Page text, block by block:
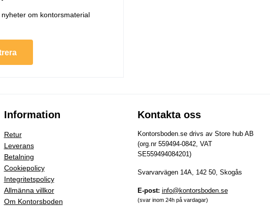
om kontorsmaterial
Information
Retur
Leverans
Betalning
Cookiepolicy
Integritetspolicy
Allmänna villkor
Om Kontorsboden
Kontakta oss
Kontorsboden.se drivs av Store hub AB
(org.nr 559494-0842, VAT
SE559494084201)
Svarvarvägen 14A, 142 50, Skogås
E-post: info@kontorsboden.se
(svar inom 24h på vardagar)